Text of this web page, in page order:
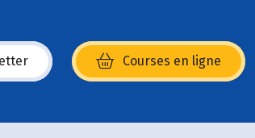
Courses en ligne
nouvelle fenêtre)